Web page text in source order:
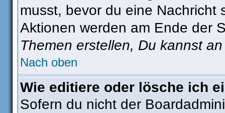
musst, bevor du eine Nachricht
Aktionen werden am Ende der
Themen erstellen, Du kannst
Nach oben
Wie editiere oder lösche ich
Sofern du nicht der